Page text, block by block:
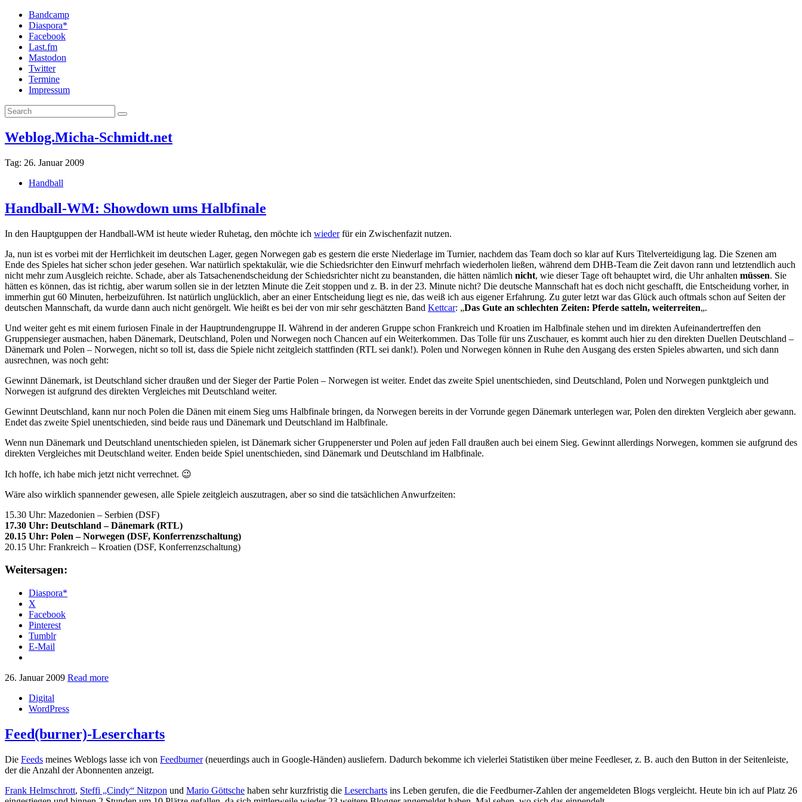
Bandcamp
Diaspora*
Facebook
Last.fm
Mastodon
Twitter
Termine
Impressum
Weblog.Micha-Schmidt.net
Tag: 26. Januar 2009
Handball
Handball-WM: Showdown ums Halbfinale
In den Hauptguppen der Handball-WM ist heute wieder Ruhetag, den möchte ich wiederfür ein Zwischenfazit nutzen.
Ja, nun ist es vorbei mit der Herrlichkeit im deutschen Lager, gegen Norwegen gab es gestern die erste Niederlage im Turnier, nachdem das Team doch so klar auf Kurs Titelverteidigung lag. Die Szenen am
Ende des Spieles hat sicher schon jeder gesehen. War natürlich spektakulär, wie die Schiedsrichter den Einwurf mehrfach wiederholen ließen, während dem DHB-Team die Zeit davon rann und letztendlich auch
nicht mehr zum Ausgleich reichte. Schade, aber als Tatsachenendscheidung der Schiedsrichter nicht zu beanstanden, die hätten nämlich nicht, wie dieser Tage oft behauptet wird, die Uhr anhalten müssen. Sie
hätten es können, das ist richtig, aber warum sollen sie in der letzten Minute die Zeit stoppen und z. B. in der 23. Minute nicht? Die deutsche Mannschaft hat es doch nicht geschafft, die Entscheidung vorher, in
immerhin gut 60 Minuten, herbeizuführen. Ist natürlich unglücklich, aber an einer Entscheidung liegt es nie, das weiß ich aus eigener Erfahrung. Zu guter letzt war das Glück auch oftmals schon auf Seiten der
deutschen Mannschaft, da wurde dann auch nicht genörgelt. Wie heißt es bei der von mir sehr geschätzten Band Kettcar: „Das Gute an schlechten Zeiten: Pferde satteln, weiterreiten„.
Und weiter geht es mit einem furiosen Finale in der Hauptrundengruppe II. Während in der anderen Gruppe schon Frankreich und Kroatien im Halbfinale stehen und im direkten Aufeinandertreffen den
Gruppensieger ausmachen, haben Dänemark, Deutschland, Polen und Norwegen noch Chancen auf ein Weiterkommen. Das Tolle für uns Zuschauer, es kommt auch hier zu den direkten Duellen Deutschland –
Dänemark und Polen – Norwegen, nicht so toll ist, dass die Spiele nicht zeitgleich stattfinden (RTL sei dank!). Polen und Norwegen können in Ruhe den Ausgang des ersten Spieles abwarten, und sich dann
ausrechnen, was noch geht:
Gewinnt Dänemark, ist Deutschland sicher draußen und der Sieger der Partie Polen – Norwegen ist weiter. Endet das zweite Spiel unentschieden, sind Deutschland, Polen und Norwegen punktgleich und
Norwegen ist aufgrund des direkten Vergleiches mit Deutschland weiter.
Gewinnt Deutschland, kann nur noch Polen die Dänen mit einem Sieg ums Halbfinale bringen, da Norwegen bereits in der Vorrunde gegen Dänemark unterlegen war, Polen den direkten Vergleich aber gewann.
Endet das zweite Spiel unentschieden, sind beide raus und Dänemark und Deutschland im Halbfinale.
Wenn nun Dänemark und Deutschland unentschieden spielen, ist Dänemark sicher Gruppenerster und Polen auf jeden Fall draußen auch bei einem Sieg. Gewinnt allerdings Norwegen, kommen sie aufgrund des
direkten Vergleiches mit Deutschland weiter. Enden beide Spiel unentschieden, sind Dänemark und Deutschland im Halbfinale.
Ich hoffe, ich habe mich jetzt nicht verrechnet. 😉
Wäre also wirklich spannender gewesen, alle Spiele zeitgleich auszutragen, aber so sind die tatsächlichen Anwurfzeiten:
15.30 Uhr: Mazedonien – Serbien (DSF)
17.30 Uhr: Deutschland – Dänemark (RTL)
20.15 Uhr: Polen – Norwegen (DSF, Konferrenzschaltung)
20.15 Uhr: Frankreich – Kroatien (DSF, Konferrenzschaltung)
Weitersagen:
Diaspora*
X
Facebook
Pinterest
Tumblr
E-Mail
26. Januar 2009 Read more
Digital
WordPress
Feed(burner)-Lesercharts
Die Feeds meines Weblogs lasse ich von Feedburner(neuerdings auch in Google-Händen) ausliefern. Dadurch bekomme ich vielerlei Statistiken über meine Feedleser, z. B. auch den Button in der Seitenleiste,
der die Anzahl der Abonnenten anzeigt.
Frank Helmschrott, Steffi „Cindy“ Nitzpon und Mario Göttsche haben sehr kurzfristig die Lesercharts ins Leben gerufen, die die Feedburner-Zahlen der angemeldeten Blogs vergleicht. Heute bin ich auf Platz 26